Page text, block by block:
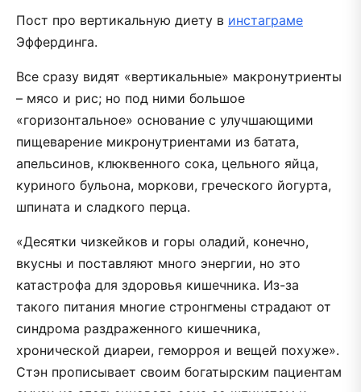
Пост про вертикальную диету в инстаграме
Эффердинга.
Все сразу видят «вертикальные» макронутриенты
– мясо и рис; но под ними большое
«горизонтальное» основание с улучшающими
пищеварение микронутриентами из батата,
апельсинов, клюквенного сока, цельного яйца,
куриного бульона, моркови, греческого йогурта,
шпината и сладкого перца.
«Десятки чизкейков и горы оладий, конечно,
вкусны и поставляют много энергии, но это
катастрофа для здоровья кишечника. Из-за
такого питания многие стронгмены страдают от
синдрома раздраженного кишечника,
хронической диареи, геморроя и вещей похуже».
Стэн прописывает своим богатырским пациентам